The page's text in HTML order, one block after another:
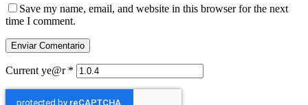
Save my name, email, and website in this browser for the next
time I comment.
Current ye@r *